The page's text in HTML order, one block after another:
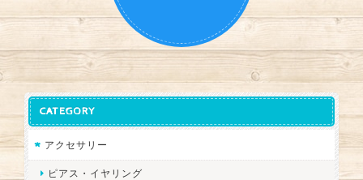
CATEGORY
アクセサリー
ピアス・イヤリング